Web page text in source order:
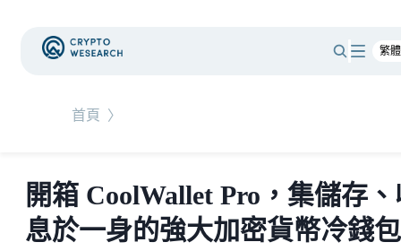
首頁 〉
開箱 CoolWallet Pro，集儲存
息於一身的強大加密貨幣冷錢包